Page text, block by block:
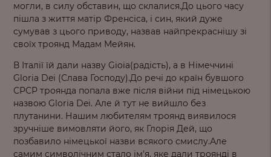
могли, в силу обставин, що склалися.До цього часу
пішла з життя матір Френсіса, і син, який дуже
сумував з цього приводу, назвав найпрекраснішу зі
своїх троянд Мадам Мейян.
В Італії їй дали назву Gioia(радість), а в Німеччині
Gloria Dei (Слава Господу).До речі до країн бувшого
СРСР троянда попала вже після війни під німецькою
назвою Gloria Dei. Але й тут не вийшло без
плутанини. Нашим любителям троянд виявилося
зручніше вимовляти його, як Глорія Дей, що
позбавило німецької назви всякого смислу.Але
самим символічним стало ім'я, яке дали троянді в